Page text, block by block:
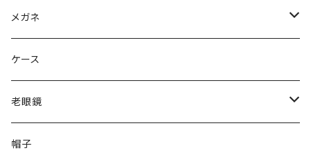
Ray-Ban レイバン
gucci グッチ
VivienneWestwood ヴィヴィアン
PAGE BOY ページボーイ
メガネ
Ray-Ban レイバン
gucci グッチ
VivienneWestwood ヴィヴィアン
ケース
老眼鏡
エッシェンバッハ Eschenbach
帽子